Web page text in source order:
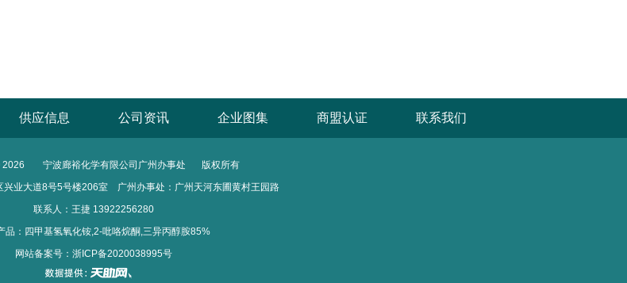
供应信息 公司资讯 企业图集 商盟认证 联系我们
宁波廊裕化学有限公司广州办事处
版权所有
兴业大道8号5号楼206室 广州办事处：广州天河东圃黄村王园路
联系人：王捷 13922256280
品：四甲基氢氧化铵,2-吡咯烷酮,三异丙醇胺85%
网站备案号： 浙ICP备2020038995号